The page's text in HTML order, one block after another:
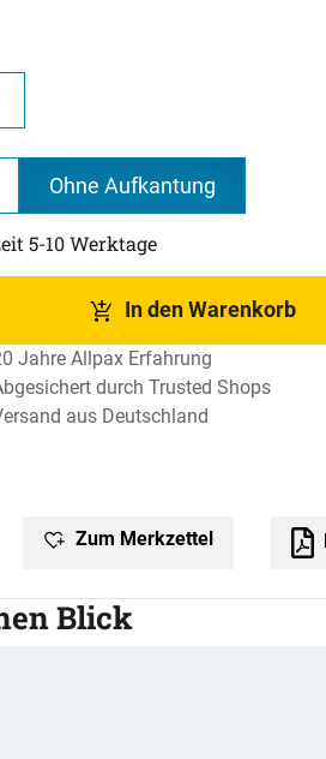
Ohne Aufkantung
5-10 Werktage
In den Warenkorb
Jahre Allpax Erfahrung
durch Trusted Shops
aus Deutschland
Zum Merkzettel
Blick